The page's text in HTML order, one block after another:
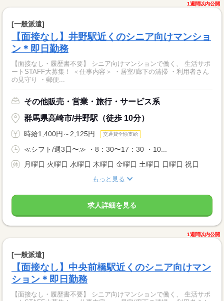
1週間以内公開
[一般派遣]
【面接なし】井野駅近くのシニア向けマンショ
ン＊即日勤務
【面接なし・履歴書不要】 シニア向けマンションで働く、 生活サポ
ートSTAFF大募集！ ＜仕事内容＞ ・居室/廊下の清掃 ・利用者さん
の見守り ・郵便...
その他販売・営業・旅行・サービス系
群馬県高崎市/井野駅（徒歩 10分）
時給1,400円～2,125円 交通費全額支給
≪シフト/週3日〜≫ ・8：30〜17：30 ・10...
月曜日 火曜日 水曜日 木曜日 金曜日 土曜日 日曜日 祝日
もっと見る
求人詳細を見る
1週間以内公開
[一般派遣]
【面接なし】中央前橋駅近くのシニア向けマン
ション＊即日勤務
【面接なし・履歴書不要】 シニア向けマンションで働く、 生活サポ